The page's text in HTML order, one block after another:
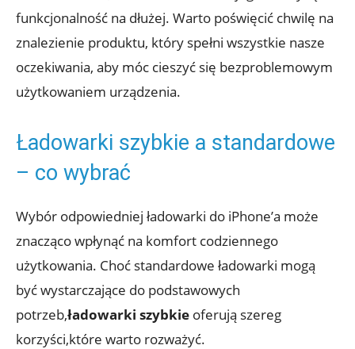
funkcjonalność na dłużej. Warto ⁣poświęcić chwilę na
znalezienie produktu, ⁣który⁢ spełni wszystkie nasze
⁤oczekiwania, ⁣aby móc cieszyć się bezproblemowym
użytkowaniem urządzenia.
Ładowarki szybkie a standardowe
–‍ co ​wybrać
Wybór ⁢odpowiedniej⁣ ładowarki ⁢do iPhone’a może
znacząco wpłynąć na komfort‌ codziennego​
użytkowania. Choć standardowe ładowarki mogą
‍być wystarczające do podstawowych
potrzeb,ładowarki szybkie oferują szereg
korzyści,które warto⁣ rozważyć.